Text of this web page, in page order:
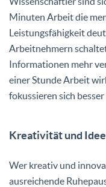
Minuten Arbeit die
Leistungsfähigkeit
Arbeitnehmern
Informationen mehr
einer Stunde Arbeit
fokussieren sich
Kreativität und
Wer kreativ und
ausreichende